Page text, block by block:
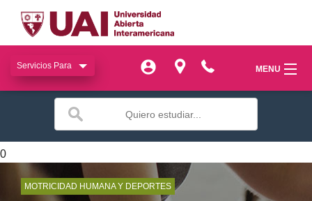
Servicios Para MENU
miUAI
SIAC
Servicios Para MENU
SIAC
0
MOTRICIDAD HUMANA Y DEPORTES